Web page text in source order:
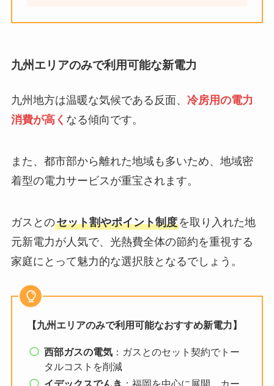
九州エリアのみで利用可能な新電力
九州地方は温暖な気候である反面、 冷房用の電力
消費が高く なる傾向です。
また、都市部から離れた地域も多いため、地域密
着型の電力サービスが重宝されます。
ガスとのセット割やポイント制度を取り入れた地
元新電力が人気で、光熱費全体の節約を重視する
家庭にとって魅力的な選択肢となるでしょう。
【九州エリアのみで利用可能なおすすめ新電力】
西部ガスの電気 ：ガスとのセット契約でトー
タルコストを削減
イデックスでんき ：福岡を中心に展開、カー